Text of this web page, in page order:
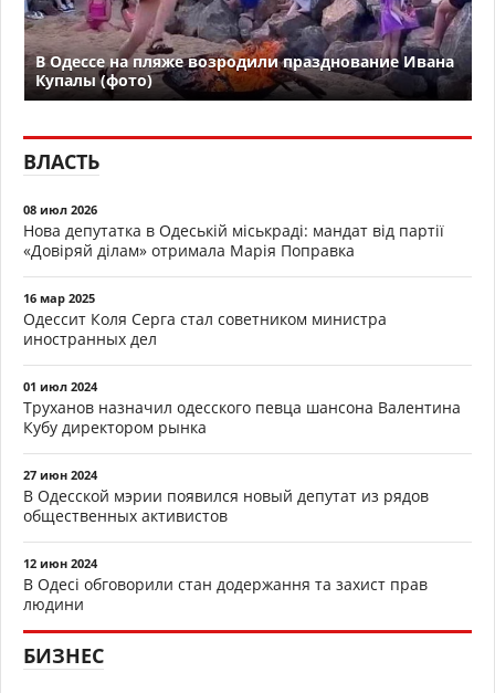
В Одессе на пляже возродили празднование Ивана
Купалы (фото)
ВЛАСТЬ
08 июл 2026
Нова депутатка в Одеській міськраді: мандат від партії
«Довіряй ділам» отримала Марія Поправка
16 мар 2025
Одессит Коля Серга стал советником министра
иностранных дел
01 июл 2024
Труханов назначил одесского певца шансона Валентина
Кубу директором рынка
27 июн 2024
В Одесской мэрии появился новый депутат из рядов
общественных активистов
12 июн 2024
В Одесі обговорили стан додержання та захист прав
людини
БИЗНЕС